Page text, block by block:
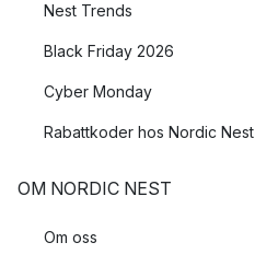
Nest Trends
Black Friday 2026
Cyber Monday
Rabattkoder hos Nordic Nest
OM NORDIC NEST
Om oss